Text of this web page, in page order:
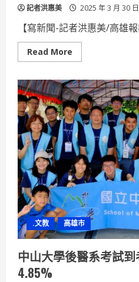
記者洪惠美 2025 年 3 月 30 日
【寫新聞-記者洪惠美/高雄
Read More
more
雄
農
業
局
山
城
春
日
田
園
饗
宴
高
山
露
營
野
趣
森
呼
吸
之
旅
.文教 高雄市
中山大學後醫系考試
4.85%